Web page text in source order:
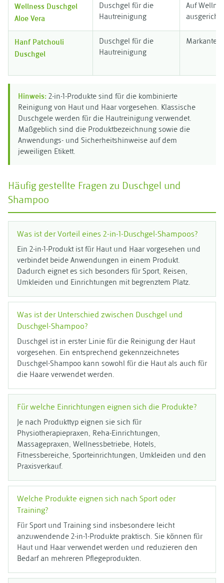
Wellness Duschgel
Aloe Vera
Duschgel für die
Hautreinigung
Auf
Hanf Patchouli
Duschgel
Duschgel für die
Hautreinigung
Markantes
Hinweis: 2-in-1-Produkte sind für die kombinierte
Reinigung von Haut und Haar vorgesehen. Klassische
Duschgele werden für die Hautreinigung verwendet.
Maßgeblich sind die Produktbezeichnung sowie die
Anwendungs- und Sicherheitshinweise auf dem
jeweiligen Etikett.
Häufig gestellte Fragen zu Duschgel und
Shampoo
Was ist der Vorteil eines 2-in-1-Duschgel-Shampoos?
Ein 2-in-1-Produkt ist für Haut und Haar vorgesehen und
verbindet beide Anwendungen in einem Produkt.
Dadurch eignet es sich besonders für Sport, Reisen,
Umkleiden und Einrichtungen mit begrenztem Platz.
Was ist der Unterschied zwischen Duschgel und
Duschgel-Shampoo?
Duschgel ist in erster Linie für die Reinigung der Haut
vorgesehen. Ein entsprechend gekennzeichnetes
Duschgel-Shampoo kann sowohl für die Haut als auch für
die Haare verwendet werden.
Für welche Einrichtungen eignen sich die Produkte?
Je nach Produkttyp eignen sie sich für
Physiotherapiepraxen, Reha-Einrichtungen,
Massagepraxen, Wellnessbetriebe, Hotels,
Fitnessbereiche, Sporteinrichtungen, Umkleiden und den
Praxisverkauf.
Welche Produkte eignen sich nach Sport oder
Training?
Für Sport und Training sind insbesondere leicht
anzuwendende 2-in-1-Produkte praktisch. Sie können für
Haut und Haar verwendet werden und reduzieren den
Bedarf an mehreren Pflegeprodukten.